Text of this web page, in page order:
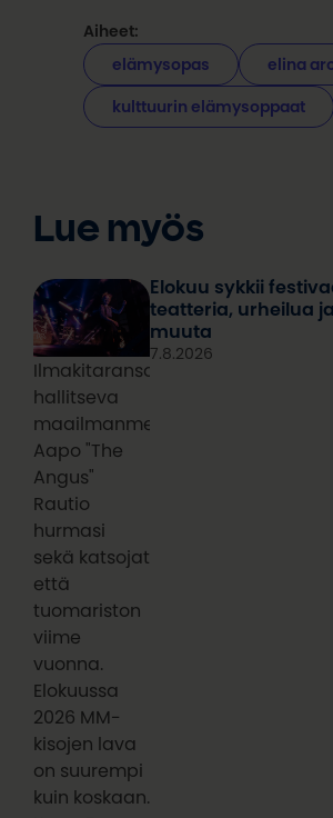
Aiheet:
elämysopas elina
kulttuurin elämysoppaat
Lue myös
Ilmakitaransoiton
hallitseva
maailmanmestari
Aapo "The
Angus"
Rautio
hurmasi
sekä katsojat
että
tuomariston
viime
vuonna.
Elokuussa
2026 MM-
kisojen lava
on suurempi
kuin koskaan.
Elokuu sykkii
teatteria, urheilua
muuta
7.8.2026